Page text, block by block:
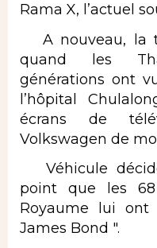
Rama X, l’actuel
A nouveau, la
quand les
générations ont
l’hôpital
écrans de
Volkswagen de
Véhicule
point que les
Royaume lui
James Bond ".